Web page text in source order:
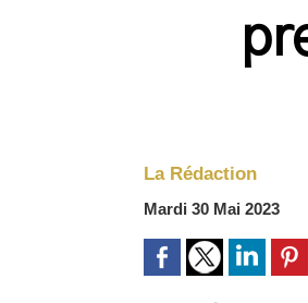
La Rédaction
Mardi 30 Mai 2023